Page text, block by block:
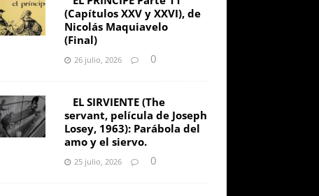
(Capítulos XXV y XXVI), de
Nicolás Maquiavelo
(Final)
26 julio, 2026 0
EL SIRVIENTE (The
servant, película de Joseph
Losey, 1963): Parábola del
amo y el siervo.
25 julio, 2026 0